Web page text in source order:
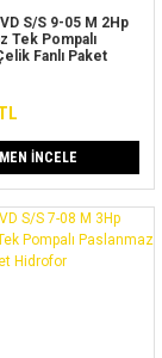
S/S 9-05 M 2Hp
Tek Pompalı
Fanlı Paket
İNCELE